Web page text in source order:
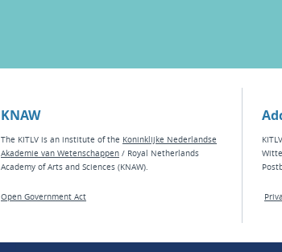
KNAW
The KITLV is an institute of the Koninklijke Nederlandse
Akademie van Wetenschappen / Royal Netherlands
Academy of Arts and Sciences (KNAW).
Open Government Act